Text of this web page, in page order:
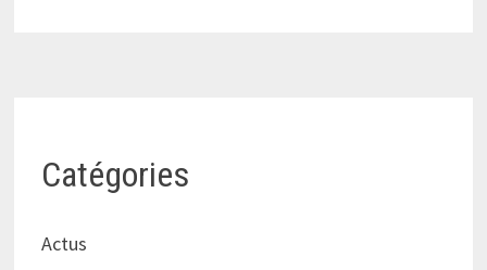
Catégories
Actus